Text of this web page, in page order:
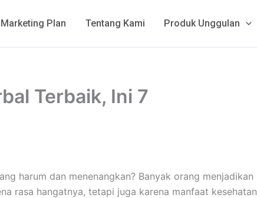
Marketing Plan Tentang Kami Produk Unggulan
Terbaik, Ini 7
harum dan menenangkan? Banyak orang menjadikan
rasa hangatnya, tetapi juga karena manfaat kesehatan